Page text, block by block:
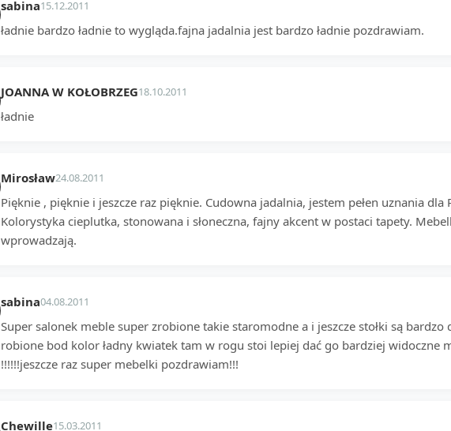
sabina15.12.2011
ładnie bardzo ładnie to wygląda.fajna jadalnia jest bardzo ładnie pozdrawiam.
JOANNA W KOŁOBRZEG18.10.2011
ładnie
Mirosław24.08.2011
Pięknie , pięknie i jeszcze raz pięknie. Cudowna jadalnia, jestem pełen uznania
Kolorystyka cieplutka, stonowana i słoneczna, fajny akcent w postaci tapety.
wprowadzają.
sabina04.08.2011
Super salonek meble super zrobione takie staromodne a i jeszcze stołki są bardzo
robione bod kolor ładny kwiatek tam w rogu stoi lepiej dać go bardziej widoczne
!!!!!!jeszcze raz super mebelki pozdrawiam!!!
Chewille15.03.2011